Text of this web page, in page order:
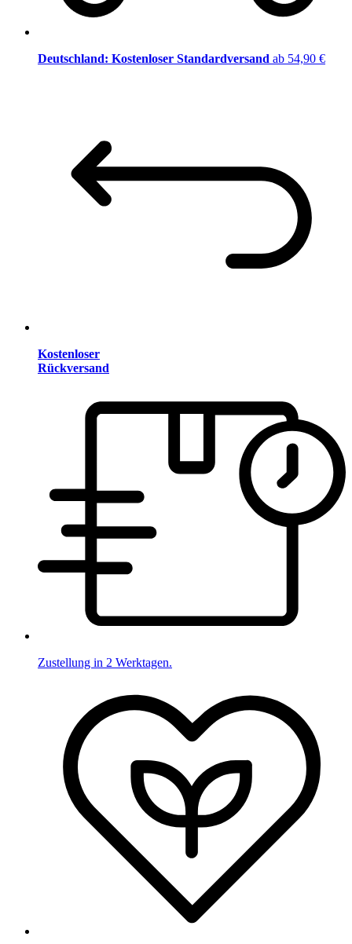
Deutschland: Kostenloser Standardversand ab 54,90 €
Kostenloser
Rückversand
Zustellung in 2 Werktagen.